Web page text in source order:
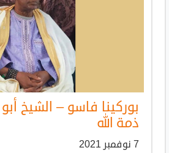
بوركينا فاسو – الشيخ
ذمة الله
7 نوفمبر 2021